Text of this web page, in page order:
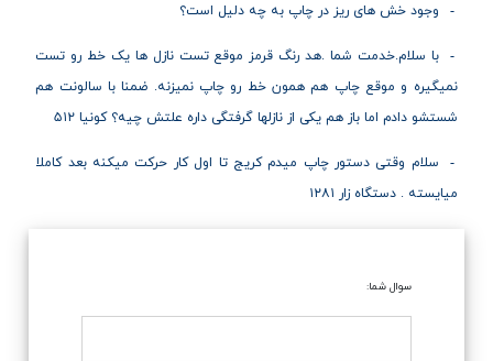
وجود خش های ریز در چاپ به چه دلیل است؟
با سلام.خدمت شما .هد رنگ قرمز موقع تست نازل ها یک خط رو تست
نمیگیره و موقع چاپ هم همون خط رو چاپ نمیزنه. ضمنا با سالونت هم
شستشو دادم اما باز هم یکی از نازلها گرفتگی داره علتش چیه؟ کونیا ۵۱۲
سلام وقتی دستور چاپ میدم کریج تا اول کار حرکت میکنه بعد کاملا
میایسته . دستگاه زار ۱۲۸۱
سوال شما: